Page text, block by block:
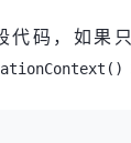
try {
//初始化参
代码，如果